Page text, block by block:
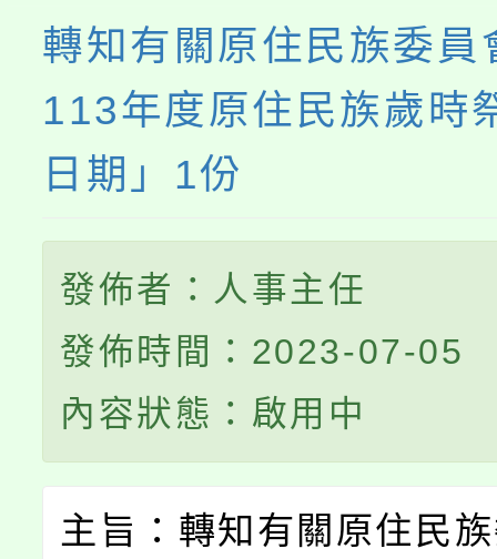
轉知有關原住民族委員
113年度原住民族歲時
日期」1份
發佈者：人事主任
發佈時間：2023-07-05
內容狀態：啟用中
主旨：轉知有關原住民